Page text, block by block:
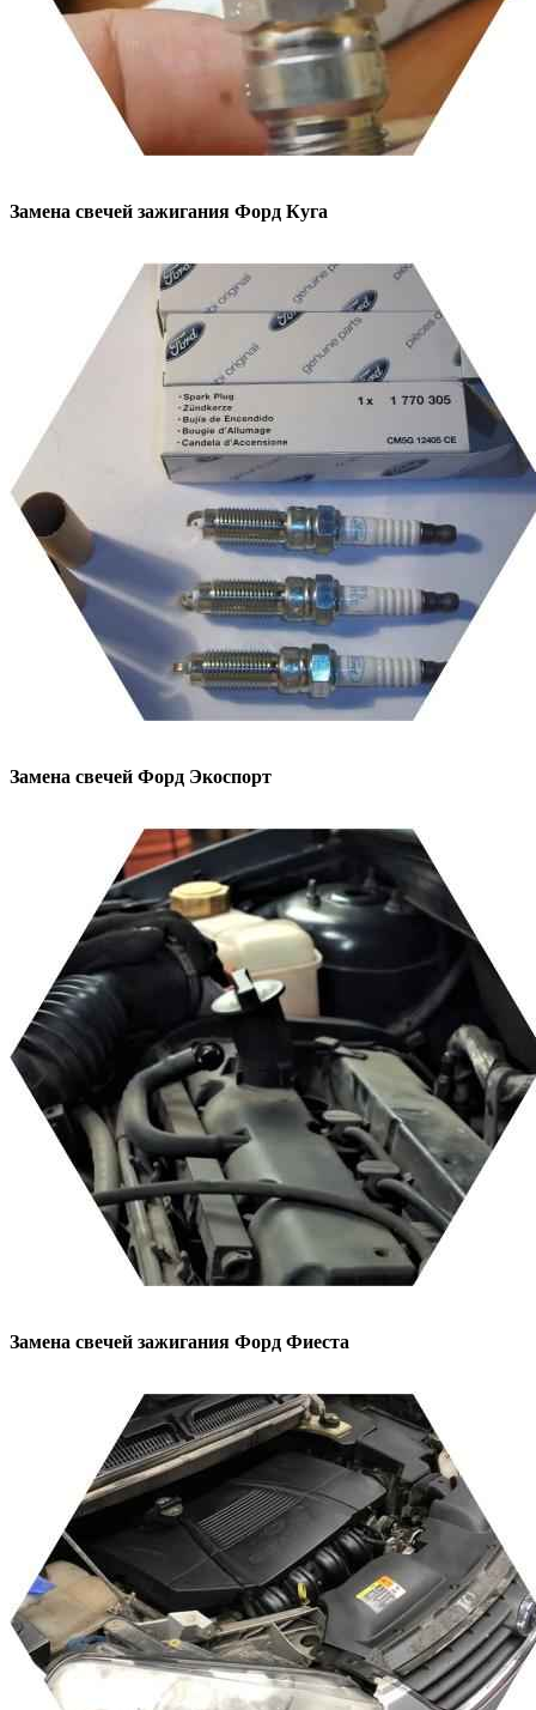
Замена свечей зажигания Форд Куга
Замена свечей Форд Экоспорт
Замена свечей зажигания Форд Фиеста